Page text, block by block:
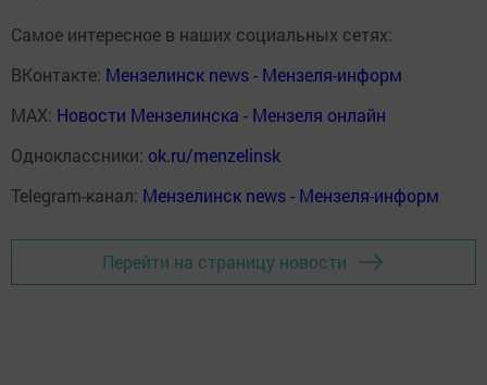
Самое интересное в наших социальных сетях:
ВКонтакте: Мензелинск news - Мензеля-информ
MAX: Новости Мензелинска - Мензеля онлайн
Одноклассники: ok.ru/menzelinsk
Telegram-канал: Мензелинск news - Мензеля-информ
Перейти на страницу новости